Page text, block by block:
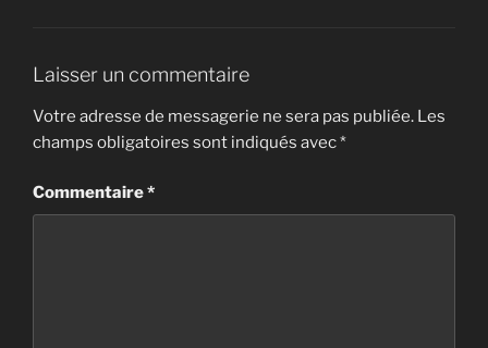
Laisser un commentaire
Votre adresse de messagerie ne sera pas publiée. Les
champs obligatoires sont indiqués avec*
Commentaire*